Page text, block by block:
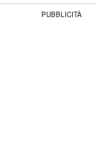
PUBBLICITÀ